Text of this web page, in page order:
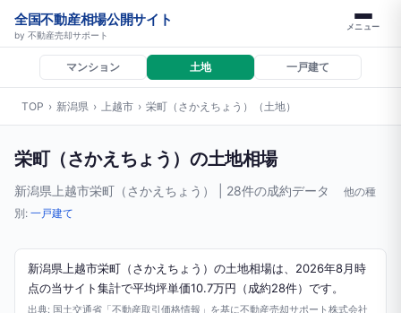
全国不動産相場公開サイト
by 不動産売却サポート
メニュー
マンション 土地 一戸建て
TOP › 新潟県 › 上越市 › 栄町（さかえちょう）（土地）
栄町（さかえちょう）の土地相場
新潟県上越市栄町（さかえちょう） | 28件の成約データ
他の種
別: 一戸建て
新潟県上越市栄町（さかえちょう）の土地相場は、2026年8月時
点の当サイト集計で平均坪単価10.7万円（成約28件）です。
出典: 国土交通省「不動産取引価格情報」を基に不動産売却サポート株式会社